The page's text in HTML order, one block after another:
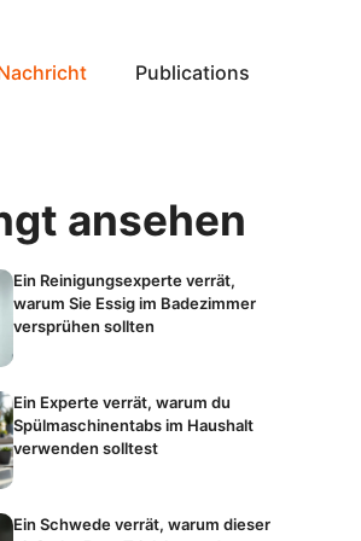
Publications
ansehen
Ein Reinigungsexperte verrät,
warum Sie Essig im Badezimmer
versprühen sollten
Ein Experte verrät, warum du
Spülmaschinentabs im Haushalt
verwenden solltest
Ein Schwede verrät, warum dieser